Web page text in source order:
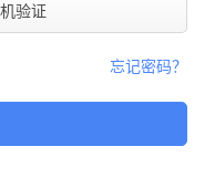
验证
忘记密码？